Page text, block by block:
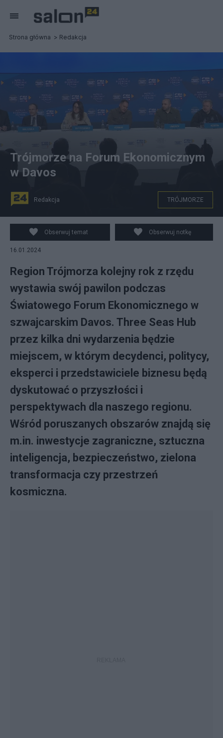
Strona główna Redakcja
Zdjęcie: Forum Ekonomiczne w Davos
Trójmorze na Forum Ekonomicznym
w Davos
Redakcja TRÓJMORZE
Obserwuj temat Obserwuj notkę
16.01.2024
Region Trójmorza kolejny rok z rzędu
wystawia swój pawilon podczas
Światowego Forum Ekonomicznego w
szwajcarskim Davos. Three Seas Hub
przez kilka dni wydarzenia będzie
miejscem, w którym decydenci, politycy,
eksperci i przedstawiciele biznesu będą
dyskutować o przyszłości i
perspektywach dla naszego regionu.
Wśród poruszanych obszarów znajdą się
m.in. inwestycje zagraniczne, sztuczna
inteligencja, bezpieczeństwo, zielona
transformacja czy przestrzeń
kosmiczna.